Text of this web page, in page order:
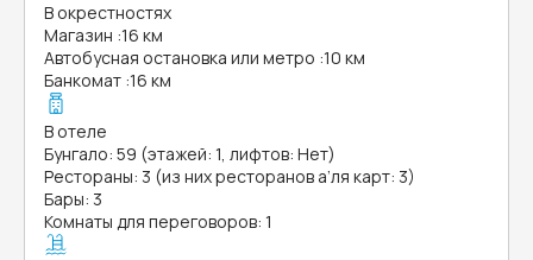
В окрестностях
Магазин :16 км
Автобусная остановка или метро :10 км
Банкомат :16 км
В отеле
Бунгало: 59 (этажей: 1, лифтов: Нет)
Рестораны: 3 (из них ресторанов а’ля карт: 3)
Бары: 3
Комнаты для переговоров: 1